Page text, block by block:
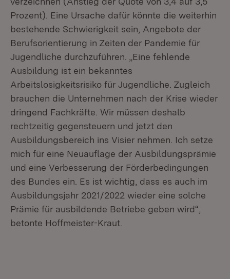
Prozent). Eine Ursache dafür könnte die weiterhin
bestehende Schwierigkeit sein, Angebote der
Berufsorientierung in Zeiten der Pandemie für
Jugendliche durchzuführen. „Eine fehlende
Ausbildung ist ein bekanntes
Arbeitslosigkeitsrisiko für Jugendliche. Zugleich
brauchen die Unternehmen nach der Krise wieder
dringend Fachkräfte. Wir müssen deshalb
rechtzeitig gegensteuern und jetzt den
Ausbildungsbereich ins Visier nehmen. Ich setze
mich für eine Neuauflage der Ausbildungsprämie
und eine Verbesserung der Förderbedingungen
des Bundes ein. Es ist wichtig, dass es auch im
Ausbildungsjahr 2021/2022 wieder eine solche
Prämie für ausbildende Betriebe geben wird“,
betonte Hoffmeister-Kraut.